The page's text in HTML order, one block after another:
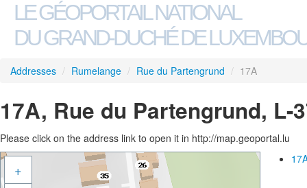
LE GÉOPORTAIL NATIONAL
DU GRAND-DUCHÉ DE
Addresses / Rumelange / Rue du Partengrund / 17A
17A, Rue du Partengrund, L-
Please click on the address link to open it in http://map.geoportal.lu
+